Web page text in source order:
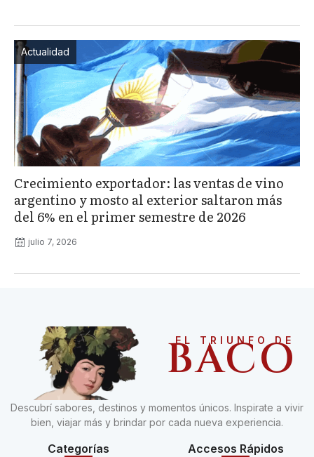
Actualidad
Crecimiento exportador: las ventas de vino
argentino y mosto al exterior saltaron más
del 6% en el primer semestre de 2026
julio 7, 2026
EL TRIUNFO DE
BACO
Descubrí sabores, destinos y momentos únicos. Inspirate a vivir
bien, viajar más y brindar por cada nueva experiencia.
Categorías
Accesos Rápidos